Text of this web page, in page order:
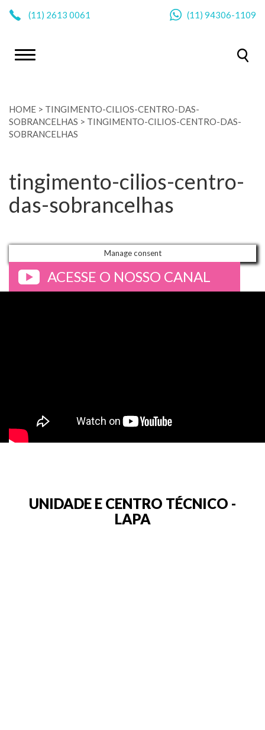
(11) 2613 0061 (11) 94306-1109
HOME > TINGIMENTO-CILIOS-CENTRO-DAS-
SOBRANCELHAS > TINGIMENTO-CILIOS-CENTRO-DAS-
SOBRANCELHAS
tingimento-cilios-centro-
das-sobrancelhas
Manage consent
ACESSE O NOSSO CANAL
UNIDADE E CENTRO TÉCNICO -
LAPA